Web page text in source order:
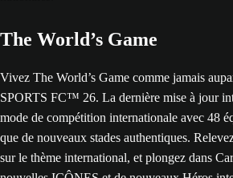
The World’s Game
Vivez The World’s Game comme jamais
SPORTS FC™ 26. La dernière mise à jour
mode de compétition internationale avec 48
que de nouveaux stades authentiques.
sur le thème international, et plongez dans